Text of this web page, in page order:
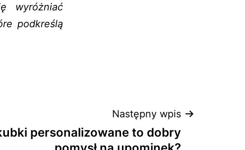
wyróżniać
podkreślą
Następny wpis
personalizowane to dobry